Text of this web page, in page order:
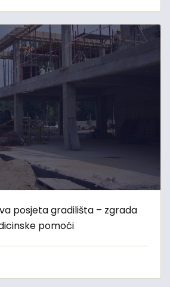
posjeta gradilišta – zgrada
pomoći